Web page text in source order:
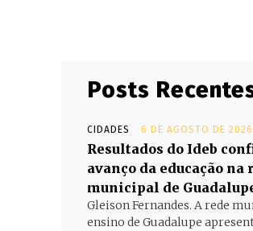
Posts
CIDADES 6 DE AGOSTO DE 2026
Resultados do Ideb
avanço da educação na
municipal de
Gleison Fernandes. A rede
ensino de Guadalupe